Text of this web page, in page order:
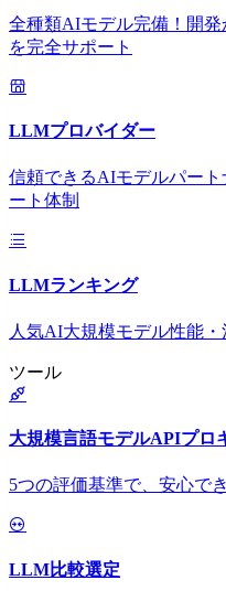
全種類AIモデル完備！開
を完全サポート
LLMプロバイダー
信頼できるAIモデルパー
ート体制
LLMランキング
人気AI大規模モデル性能
ツール
大規模言語モデルAPIプロ
5つの評価基準で、安心で
LLM比較選定